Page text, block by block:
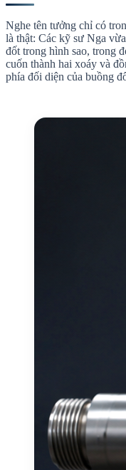
Nghe tên tưởng chỉ có
là thật: Các kỹ sư Nga
đốt trong hình sao, trong
cuốn thành hai xoáy và
phía đối diện của buồng